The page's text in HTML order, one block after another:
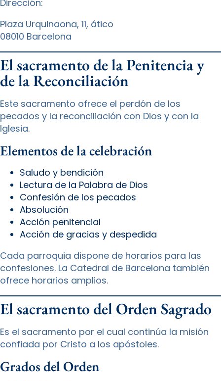
Dirección:
Plaza Urquinaona, 11, ático
08010 Barcelona
El sacramento de la Penitencia y
de la Reconciliación
Este sacramento ofrece el perdón de los
pecados y la reconciliación con Dios y con la
Iglesia.
Elementos de la celebración
Saludo y bendición
Lectura de la Palabra de Dios
Confesión de los pecados
Absolución
Acción penitencial
Acción de gracias y despedida
Cada parroquia dispone de horarios para las
confesiones. La Catedral de Barcelona también
ofrece horarios amplios.
El sacramento del Orden Sagrado
Es el sacramento por el cual continúa la misión
confiada por Cristo a los apóstoles.
Grados del Orden